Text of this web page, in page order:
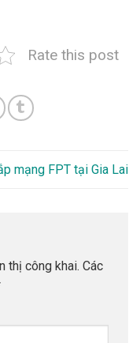
Rate this post
mạng FPT tại Gia Lai
thị công khai. Các